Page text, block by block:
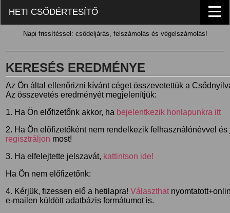
HETI CSŐDÉRTESÍTŐ
Napi frissítéssel: csődeljárás, felszámolás és végelszámolás!
KERESÉS EREDMÉNYE
Az Ön által ellenőrizni kívánt céget összevetettük a
Az összevetés eredményét megjelenítjük:
1. Ha Ön előfizetőnk akkor, ha bejelentkezik honlapunkra itt
2. Ha Ön előfizetőként nem rendelkezik felhasználónévvel
regisztráljon most!
3. Ha elfelejtette jelszavát, kattintson ide!
Ha Ön nem előfizetőnk:
4. Kérjük, fizessen elő a hetilapra!Választhat
e-mailen küldött adatbázis formátumot is.